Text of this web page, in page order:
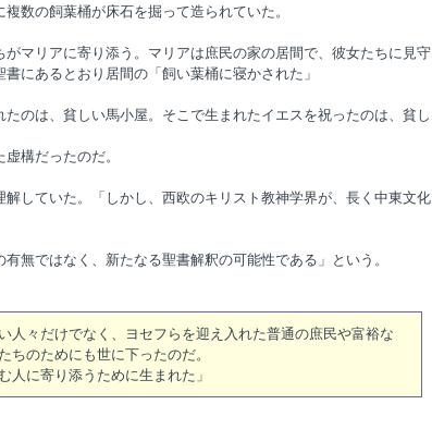
数の飼葉桶が床石を掘って造られていた。
マリアに寄り添う。マリアは庶民の家の居間で、彼女たちに見守
にあるとおり居間の「飼い葉桶に寝かされた」
のは、貧しい馬小屋。そこで生まれたイエスを祝ったのは、貧し
構だったのだ。
していた。「しかし、西欧のキリスト教神学界が、長く中東文化
無ではなく、新たなる聖書解釈の可能性である」という。
人々だけでなく、ヨセフらを迎え入れた普通の庶民や富裕な
ちのためにも世に下ったのだ。
に寄り添うために生まれた」